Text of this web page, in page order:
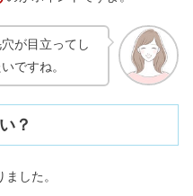
が目立ってし
ですね。
？
した。